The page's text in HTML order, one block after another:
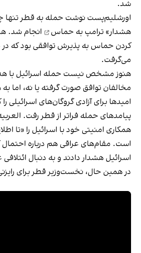
شد.
اورشلیم‌پست نوشت حمله به قطر تنها
هشدار» ترامپ به حماس
انجام شد.
کردن حماس به پذیرش توافقی بود که در
می‌گرفت.
هنوز مشخص نیست حمله اسرائیل با
مخالفان توافق صورت گرفته یا نه، اما
امیدها برای آزادی گروگان‌های اسرائیلی
پیامدهای حمله فراتر از قطر رفت.
همکاری امنیتی خود با اسرائیل را «تا
است. مقام‌های عراقی هم درباره
اسرائیل هشدار دادند و به دنبال
در همین حال، نخست‌وزیر قطر برای